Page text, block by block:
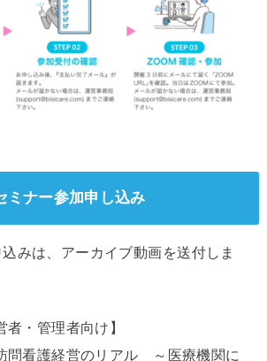
ミナー参加申し込み
みは、アーカイブ動画を送付しま
者・管理者向け】
問看護経営のリアル ～医療機関に